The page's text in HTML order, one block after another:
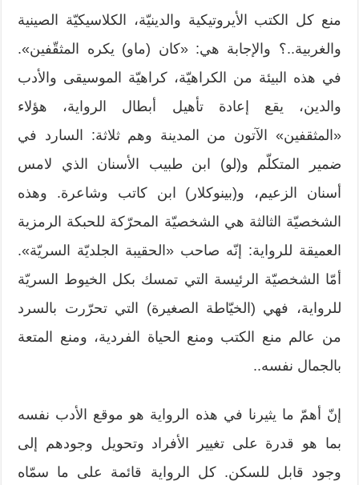
منع كل الكتب الأيروتيكية والدينيّة، الكلاسيكيّة الصينية
والغربية..؟ والإجابة هي: «كان (ماو) يكره المثقّفين».
في هذه البيئة من الكراهيّة، كراهيّة الموسيقى والأدب
والدين، يقع إعادة تأهيل أبطال الرواية، هؤلاء
«المثقفين» الآتون من المدينة وهم ثلاثة: السارد في
ضمير المتكلّم و(لو) ابن طبيب الأسنان الذي لامس
أسنان الزعيم، و(بينوكلار) ابن كاتب وشاعرة. وهذه
الشخصيّة الثالثة هي الشخصيّة المحرّكة للحبكة الرمزية
العميقة للرواية: إنّه صاحب «الحقيبة الجلديّة السريّة».
أمّا الشخصيّة الرئيسة التي تمسك بكل الخيوط السريّة
للرواية، فهي (الخيّاطة الصغيرة) التي تحرّرت بالسرد
من عالم منع الكتب ومنع الحياة الفردية، ومنع المتعة
بالجمال نفسه..
إنّ أهمّ ما يثيرنا في هذه الرواية هو موقع الأدب نفسه
بما هو قدرة على تغيير الأفراد وتحويل وجودهم إلى
وجود قابل للسكن. كل الرواية قائمة على ما سمّاه